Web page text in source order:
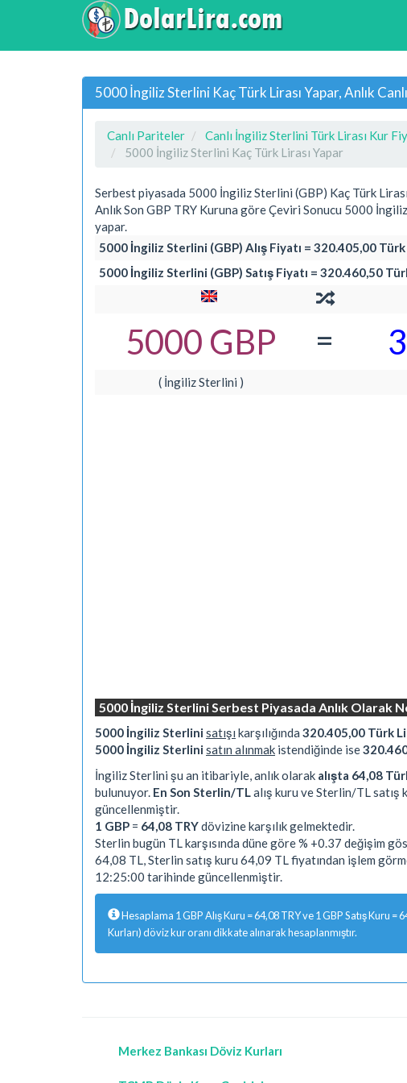
5000 İngiliz Sterlini Kaç Türk Lirası Yapar, Anlık
Canlı Pariteler
Canlı İngiliz Sterlini Türk Lirası Kur
5000 İngiliz Sterlini Kaç Türk Lirası Yapar
Serbest piyasada 5000 İngiliz Sterlini (GBP) Kaç Türk
Anlık Son GBP TRY Kuruna göre Çeviri Sonucu 5000
yapar.
5000 İngiliz Sterlini (GBP) Alış Fiyatı = 320.405,00 Türk
5000 İngiliz Sterlini (GBP) Satış Fiyatı = 320.460,50
5000 GBP =
( İngiliz Sterlini )
5000 İngiliz Sterlini Serbest Piyasada Anlık Olarak
5000 İngiliz Sterlinisatışı karşılığında 320.405,00 Türk
5000 İngiliz Sterlinisatın alınmak istendiğinde ise
İngiliz Sterlini şu an itibariyle, anlık olarak alışta 64,08
bulunuyor. En Son Sterlin/TL alış kuru ve Sterlin/TL
güncellenmiştir.
1 GBP = 64,08 TRYdövizine karşılık gelmektedir.
Sterlin bugün TL karşısında düne göre % +0.37 değişim
64,08 TL, Sterlin satış kuru 64,09 TL fiyatından işlem
12:25:00 tarihinde güncellenmiştir.
Hesaplama 1 GBP Alış Kuru = 64,08 TRY ve 1 GBP Satış Kuru
Kurları) döviz kur oranı dikkate alınarak hesaplanmıştır.
Merkez Bankası Döviz Kurları